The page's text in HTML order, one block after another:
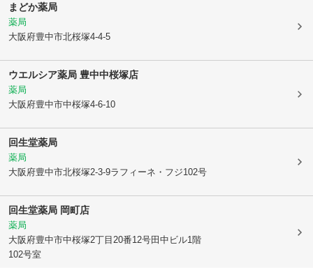
まどか薬局
薬局
大阪府豊中市北桜塚4-4-5
ウエルシア薬局 豊中中桜塚店
薬局
大阪府豊中市中桜塚4-6-10
回生堂薬局
薬局
大阪府豊中市北桜塚2-3-9ラフィーネ・フジ102号
回生堂薬局 岡町店
薬局
大阪府豊中市中桜塚2丁目20番12号田中ビル1階
102号室